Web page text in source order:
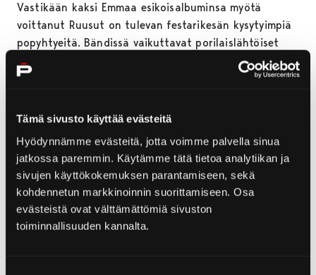
Tämä sivusto käyttää evästeitä
Hyödynnämme evästeitä, jotta voimme palvella sinua
jatkossa paremmin. Käytämme tätä tietoa analytiikan ja
sivujen käyttökokemuksen parantamiseen, sekä
kohdennetun markkinoinnin suorittamiseen. Osa
evästeistä ovat välttämättömiä sivuston
toiminnallisuuden kannalta.
Vastikään kaksi Emmaa esikoisalbuminsa myötä
voittanut Ruusut on tulevan festarikesän kysytyimpiä
popyhtyeitä. Bändissä vaikuttavat porilaislähtöiset
Alpo Nummelin ja Miikka Koivisto. Uutta tulemista
kevään aikana albumin muodossa tekevä poptähti
Sunnuntain kiintoisimpiin nimiin puolestaan kuuluu
soolouraa yhtyeensä tauon aikana käynnistellyt Haloo
Helsinki! -solisti Ellips, jonka ensimmäinen single
Maailma on rikki on puhutellut progressiivishenkisellä
rockillaan jopa Kingston Wallin ystäviä.
Promoottori Harri Vilkuna on tyytyväinen tämän